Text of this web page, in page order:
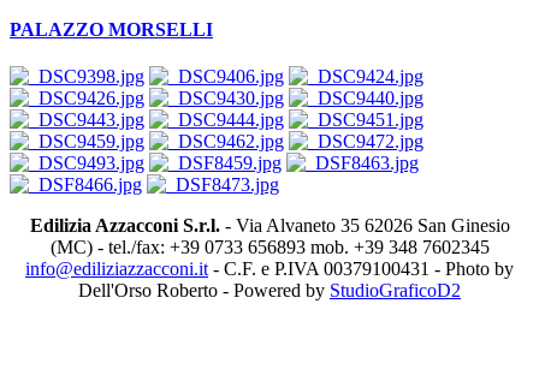
PALAZZO MORSELLI
Edilizia Azzacconi S.r.l.- Via Alvaneto 35 62026 San Ginesio
(MC) - tel./fax: +39 0733 656893 mob. +39 348 7602345
info@ediliziazzacconi.it - C.F. e P.IVA 00379100431 - Photo by
Dell'Orso Roberto - Powered by StudioGraficoD2